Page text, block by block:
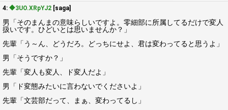
4: ◆3UO.XRpYJ2 [saga]
男「そのまんまの意味らしいですよ。零細部に所属してるだけで変人
扱いです。ひどいとは思いませんか？」
先輩「う～ん、どうだろ。どっちにせよ、君は変わってると思うよ」
男「そうですか？」
先輩「変人も変人、ド変人だよ」
男「ド変態みたいに言わないでくださいよ」
先輩「文芸部だって、まぁ、変わってるし」